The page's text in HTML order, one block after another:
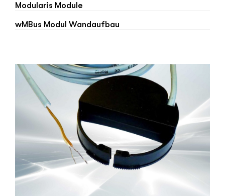
Modularis Module
wMBus Modul Wandaufbau